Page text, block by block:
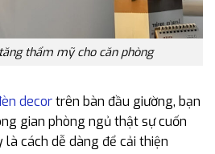
thẩm mỹ cho căn phòng
decortrên bàn đầu giường, bạn
gian phòng ngủ thật sự cuốn
cách dễ dàng để cải thiện